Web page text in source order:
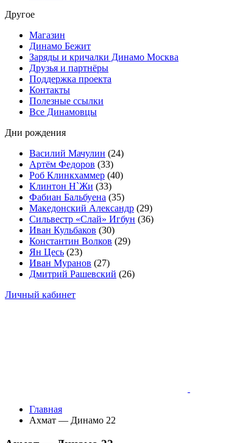
Другое
Магазин
Динамо Бежит
Заряды и кричалки Динамо Москва
Друзья и партнёры
Поддержка проекта
Контакты
Полезные ссылки
Все Динамовцы
Дни рождения
Василий Мачулин (24)
Артём Федоров (33)
Роб Клинкхаммер (40)
Клинтон Н`Жи (33)
Фабиан Бальбуена (35)
Македонский Александр (29)
Сильвестр «Слай» Игбун (36)
Иван Кульбаков (30)
Константин Волков (29)
Ян Цесь (23)
Иван Муранов (27)
Дмитрий Рашевский (26)
Личный кабинет
Главная
Ахмат — Динамо 22